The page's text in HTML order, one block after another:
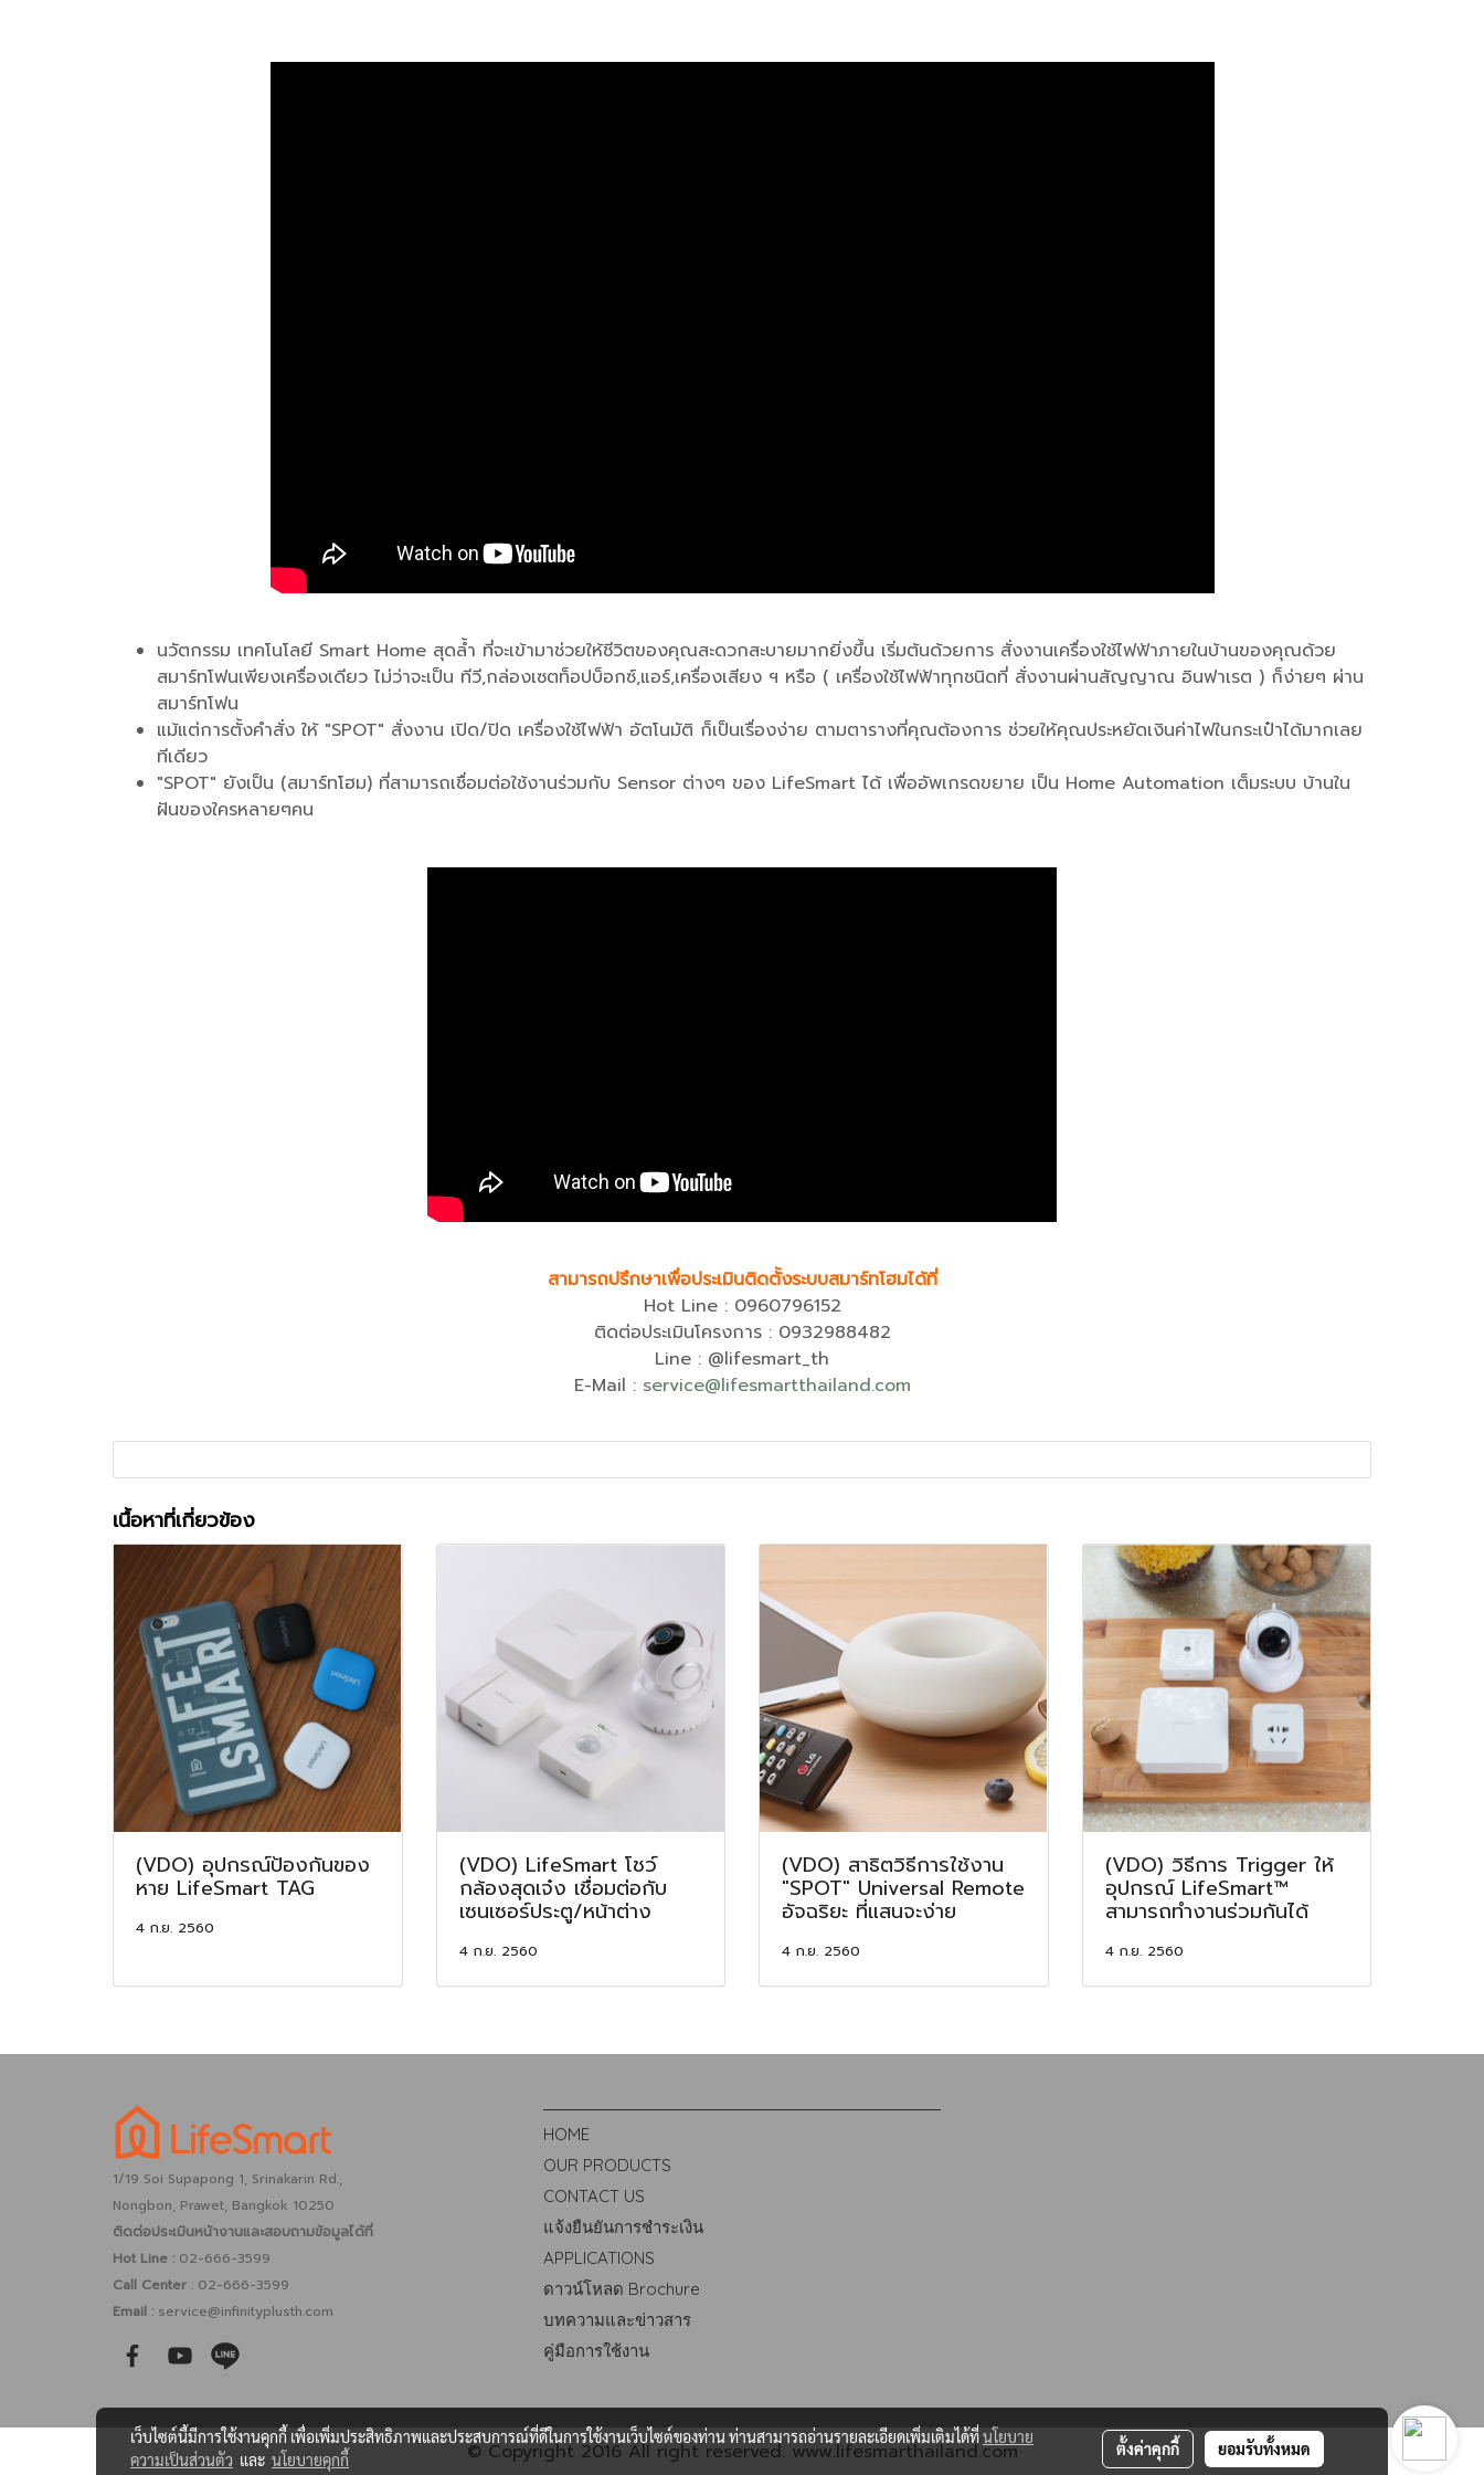
นวัตกรรม เทคโนโลยี Smart Home สุดล้ำ ที่จะเข้ามาช่วยให้ชีวิตของคุณสะดวกสะบายมากยิ่งขึ้น เริ่มต้นด้วยการ สั่งงานเครื่องใช้ไฟฟ้าภายในบ้านของคุณด้วย
สมาร์ทโฟนเพียงเครื่องเดียว ไม่ว่าจะเป็น ทีวี,กล่องเซตท็อปบ็อกซ์,แอร์,เครื่องเสียง ฯ หรือ ( เครื่องใช้ไฟฟ้าทุกชนิดที่ สั่งงานผ่านสัญญาณ อินฟาเรต ) ก็ง่ายๆ ผ่าน
สมาร์ทโฟน
แม้แต่การตั้งคำสั่ง ให้ "SPOT" สั่งงาน เปิด/ปิด เครื่องใช้ไฟฟ้า อัตโนมัติ ก็เป็นเรื่องง่าย ตามตารางที่คุณต้องการ ช่วยให้คุณประหยัดเงินค่าไฟในกระเป๋าได้มากเลย
ทีเดียว
"SPOT" ยังเป็น (สมาร์ทโฮม) ที่สามารถเชื่อมต่อใช้งานร่วมกับ Sensor ต่างๆ ของ LifeSmart ได้ เพื่ออัพเกรดขยาย เป็น Home Automation เต็มระบบ บ้านใน
ฝันของใครหลายๆคน
สามารถปรึกษาเพื่อประเมินติดตั้งระบบสมาร์ทโฮมได้ที่
Hot Line : 0960796152
ติดต่อประเมินโครงการ : 0932988482
Line : @lifesmart_th
E-Mail : service@lifesmartthailand.com
เนื้อหาที่เกี่ยวข้อง
(VDO) อุปกรณ์ป้องกันของ
หาย LifeSmart TAG
4 ก.ย. 2560
(VDO) LifeSmart โชว์
กล้องสุดเจ๋ง เชื่อมต่อกับ
เซนเซอร์ประตู/หน้าต่าง
4 ก.ย. 2560
(VDO) สาธิตวิธีการใช้งาน
"SPOT" Universal Remote
อัจฉริยะ ที่แสนจะง่าย
4 ก.ย. 2560
(VDO) วิธีการ Trigger ให้
อุปกรณ์ LifeSmart™
สามารถทำงานร่วมกันได้
4 ก.ย. 2560
1/19 Soi Supapong 1, Srinakarin Rd.,
Nongbon, Prawet, Bangkok 10250
ติดต่อประเมินหน้างานและสอบถามข้อมูลได้ที่
Hot Line : 02-666-3599
Call Center : 02-666-3599
Email : service@infinityplusth.com
HOME
OUR PRODUCTS
CONTACT US
แจ้งยืนยันการชำระเงิน
APPLICATIONS
ดาวน์โหลด Brochure
บทความและข่าวสาร
คู่มือการใช้งาน
© Copyright 2016 All right reserved. www.lifesmarthailand.com
เว็บไซต์นี้มีการใช้งานคุกกี้ เพื่อเพิ่มประสิทธิภาพและประสบการณ์ที่ดีในการใช้งานเว็บไซต์ของท่าน ท่านสามารถอ่านรายละเอียดเพิ่มเติมได้ที่นโยบาย
ความเป็นส่วนตัว และ นโยบายคุกกี้
ตั้งค่าคุกกี้ ยอมรับทั้งหมด